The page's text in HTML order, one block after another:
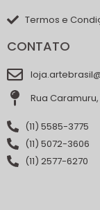
Termos e
CONTATO
Rua
(11) 5585-3775
(11) 5072-3606
(11) 2577-6270